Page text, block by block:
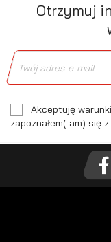
Otrzymuj
Akceptuję
zapoznałem(-am) się z